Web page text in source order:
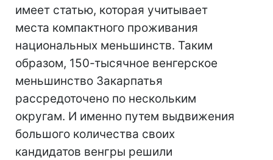
имеет статью, которая учитывает
места компактного проживания
национальных меньшинств. Таким
образом, 150-тысячное венгерское
меньшинство Закарпатья
рассредоточено по нескольким
округам. И именно путем выдвижения
большого количества своих
кандидатов венгры решили